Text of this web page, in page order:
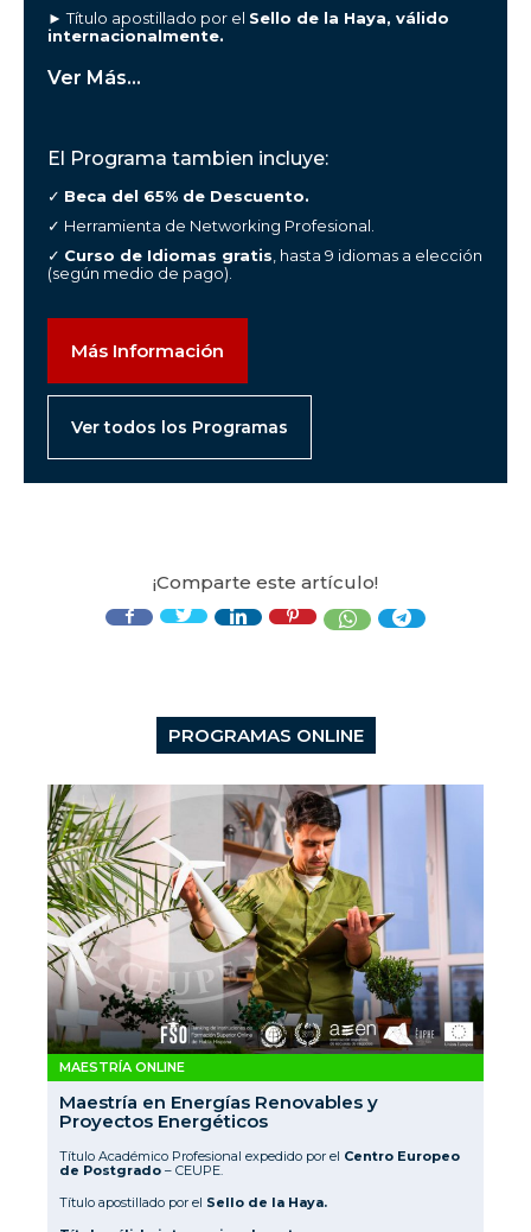
► Título apostillado por el Sello de la Haya, válido
internacionalmente.
Ver Más...
El Programa tambien incluye:
✓ Beca del 65% de Descuento.
✓ Herramienta de Networking Profesional.
✓ Curso de Idiomas gratis , hasta 9 idiomas a elección
(según medio de pago).
Más Información
Ver todos los Programas
¡Comparte este artículo!
PROGRAMAS ONLINE
MAESTRÍA ONLINE
Maestría en Energías Renovables y
Proyectos Energéticos
Título Académico Profesional expedido por el Centro Europeo
de Postgrado – CEUPE.
Título apostillado por el Sello de la Haya.